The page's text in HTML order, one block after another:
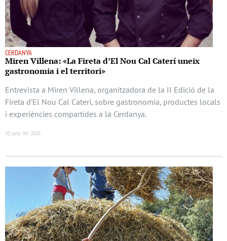
CERDANYA
Miren Villena: «La Fireta d’El Nou Cal Caterí uneix
gastronomia i el territori»
Entrevista a Miren Villena, organitzadora de la II Edició de la
Fireta d’El Nou Cal Caterí, sobre gastronomia, productes locals
i experiències compartides a la Cerdanya.
30 juny del 2026